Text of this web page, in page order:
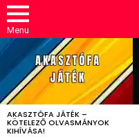
Menu
LATEST
STORIES
AKASZTÓFA JÁTÉK –
KÖTELEZŐ OLVASMÁNYOK
KIHÍVÁSA!